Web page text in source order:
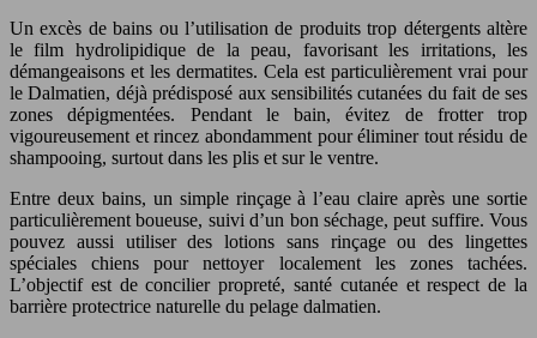
Un excès de bains ou l’utilisation de produits trop détergents altère
le film hydrolipidique de la peau, favorisant les irritations, les
démangeaisons et les dermatites. Cela est particulièrement vrai pour
le Dalmatien, déjà prédisposé aux sensibilités cutanées du fait de ses
zones dépigmentées. Pendant le bain, évitez de frotter trop
vigoureusement et rincez abondamment pour éliminer tout résidu de
shampooing, surtout dans les plis et sur le ventre.
Entre deux bains, un simple rinçage à l’eau claire après une sortie
particulièrement boueuse, suivi d’un bon séchage, peut suffire. Vous
pouvez aussi utiliser des lotions sans rinçage ou des lingettes
spéciales chiens pour nettoyer localement les zones tachées.
L’objectif est de concilier propreté, santé cutanée et respect de la
barrière protectrice naturelle du pelage dalmatien.